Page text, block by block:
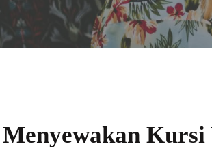
Menyewakan